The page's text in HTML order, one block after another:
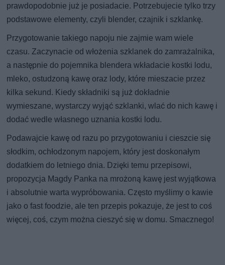
prawdopodobnie już je posiadacie. Potrzebujecie tylko trzy
podstawowe elementy, czyli blender, czajnik i szklankę.
Przygotowanie takiego napoju nie zajmie wam wiele
czasu. Zaczynacie od włożenia szklanek do zamrażalnika,
a następnie do pojemnika blendera wkładacie kostki lodu,
mleko, ostudzoną kawę oraz lody, które mieszacie przez
kilka sekund. Kiedy składniki są już dokładnie
wymieszane, wystarczy wyjąć szklanki, wlać do nich kawę i
dodać wedle własnego uznania kostki lodu.
Podawajcie kawę od razu po przygotowaniu i cieszcie się
słodkim, ochłodzonym napojem, który jest doskonałym
dodatkiem do letniego dnia. Dzięki temu przepisowi,
propozycja Magdy Panka na mrożoną kawę jest wyjątkowa
i absolutnie warta wypróbowania. Często myślimy o kawie
jako o fast foodzie, ale ten przepis pokazuje, że jest to coś
więcej, coś, czym można cieszyć się w domu. Smacznego!